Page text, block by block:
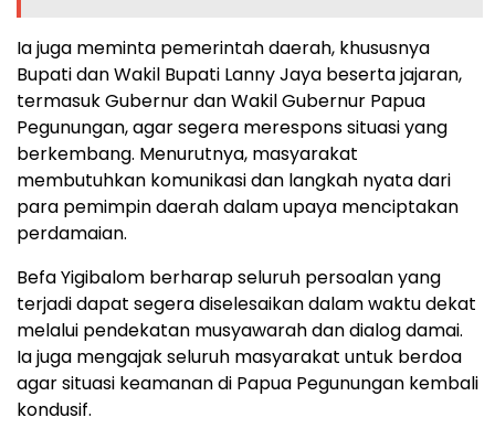
Ia juga meminta pemerintah daerah, khususnya
Bupati dan Wakil Bupati Lanny Jaya beserta jajaran,
termasuk Gubernur dan Wakil Gubernur Papua
Pegunungan, agar segera merespons situasi yang
berkembang. Menurutnya, masyarakat
membutuhkan komunikasi dan langkah nyata dari
para pemimpin daerah dalam upaya menciptakan
perdamaian.
Befa Yigibalom berharap seluruh persoalan yang
terjadi dapat segera diselesaikan dalam waktu dekat
melalui pendekatan musyawarah dan dialog damai.
Ia juga mengajak seluruh masyarakat untuk berdoa
agar situasi keamanan di Papua Pegunungan kembali
kondusif.